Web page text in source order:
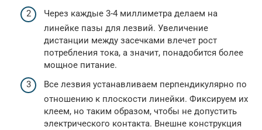
Через каждые 3-4 миллиметра делаем на
линейке пазы для лезвий. Увеличение
дистанции между засечками влечет рост
потребления тока, а значит, понадобится более
мощное питание.
Все лезвия устанавливаем перпендикулярно по
отношению к плоскости линейки. Фиксируем их
клеем, но таким образом, чтобы не допустить
электрического контакта. Внешне конструкция